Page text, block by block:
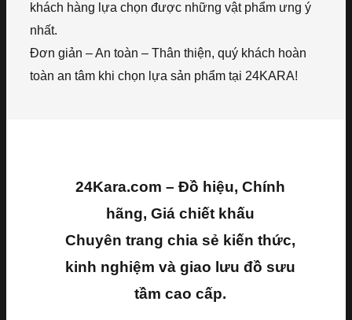
khách hàng lựa chọn được những vật phẩm ưng ý
nhất.
Đơn giản – An toàn – Thân thiện, quý khách hoàn
toàn an tâm khi chọn lựa sản phẩm tại 24KARA!
24Kara.com – Đồ hiệu, Chính
hãng, Giá chiết khấu
Chuyên trang chia sẻ kiến thức,
kinh nghiệm và giao lưu đồ sưu
tầm cao cấp.